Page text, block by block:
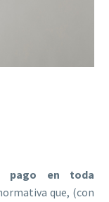
pago en toda
que, (con